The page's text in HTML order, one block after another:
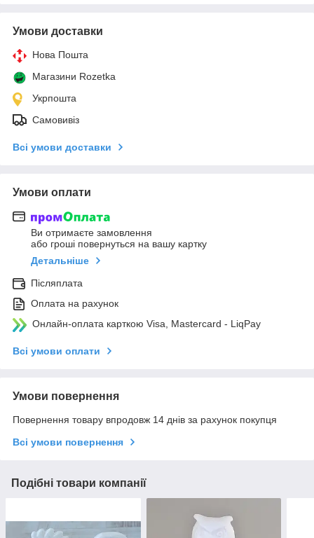
Умови доставки
Нова Пошта
Магазини Rozetka
Укрпошта
Самовивіз
Всі умови доставки
Умови оплати
Ви отримаєте замовлення
або гроші повернуться на вашу картку
Детальніше
Післяплата
Оплата на рахунок
Онлайн-оплата карткою Visa, Mastercard - LiqPay
Всі умови оплати
Умови повернення
Повернення товару впродовж 14 днів за рахунок покупця
Всі умови повернення
Подібні товари компанії